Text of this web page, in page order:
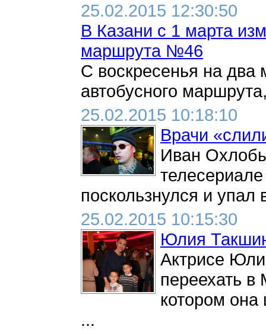
25.02.2015 12:30:50
В Казани с 1 марта
маршрута №46
С воскресенья на два
автобусного
25.02.2015 10:18:10
Врачи
Иван
поскользнулся и
25.02.2015 10:15:30
Юлия
Актрисе
переехать
котором
...